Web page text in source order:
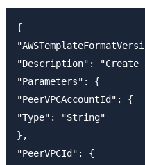
{
"Description": "Create
"Parameters": {
"PeerVPCAccountId": {
"Type": "String"
},
"PeerVPCId": {